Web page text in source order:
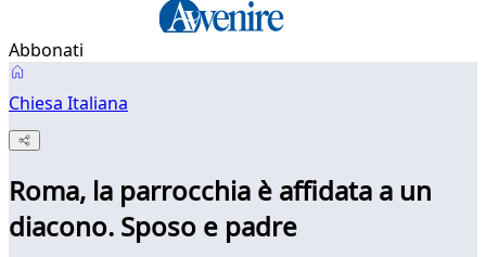
Abbonati
Chiesa Italiana
Roma, la parrocchia è affidata a un
diacono. Sposo e padre